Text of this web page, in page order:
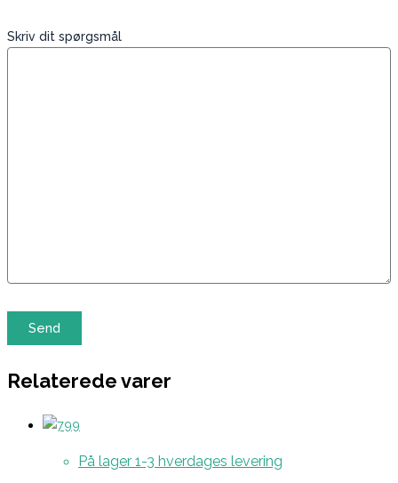
Skriv dit spørgsmål
Relaterede varer
På lager 1-3 hverdages levering